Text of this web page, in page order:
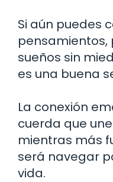
Si aún puedes
pensamientos,
sueños sin
es una buena
La conexión
cuerda que
mientras más
será navegar
vida.